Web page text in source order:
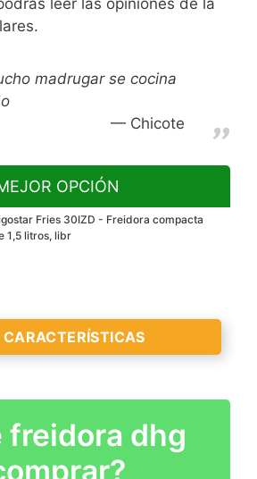
madrugar se cocina
Chicote
OPCIÓN
Fries 30IZD - Freidora compacta
1,5 litros, libr
CARACTERÍSTICAS
con
freidora dhg